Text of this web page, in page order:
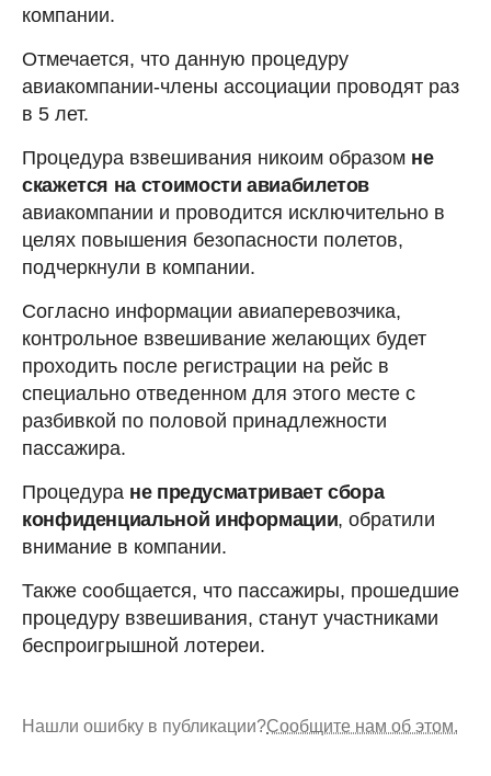
компании.
Отмечается, что данную процедуру
авиакомпании-члены ассоциации проводят раз
в 5 лет.
Процедура взвешивания никоим образом не
скажется на стоимости авиабилетов
авиакомпании и проводится исключительно в
целях повышения безопасности полетов,
подчеркнули в компании.
Согласно информации авиаперевозчика,
контрольное взвешивание желающих будет
проходить после регистрации на рейс в
специально отведенном для этого месте с
разбивкой по половой принадлежности
пассажира.
Процедура не предусматривает сбора
конфиденциальной информации, обратили
внимание в компании.
Также сообщается, что пассажиры, прошедшие
процедуру взвешивания, станут участниками
беспроигрышной лотереи.
Нашли ошибку в публикации?Сообщите нам об этом.